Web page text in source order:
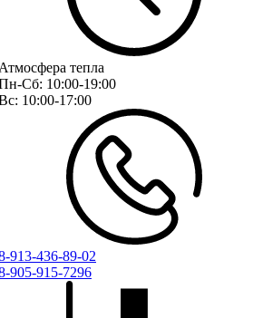
тепла
Сб: 10:00-19:00
10:00-17:00
913-436-89-02
905-915-7296